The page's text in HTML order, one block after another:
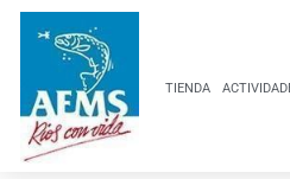
TIENDA